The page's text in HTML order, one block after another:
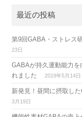
最近の投稿
第9回GABA・ストレス
23日
GABAが持久運動能力を
れました
2019年5月14日
新発見！昼間に摂取し
3月19日